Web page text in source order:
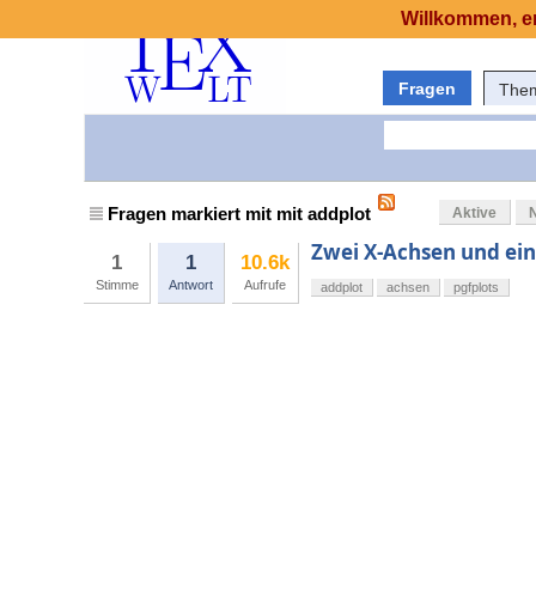
Fragen
Fragen markiert mit mit addplot Aktive
1
Stimme
1
Antwort
10.6k
Aufrufe
Zwei X-Achsen und
addplot achsen pgfplots
Willkommen,